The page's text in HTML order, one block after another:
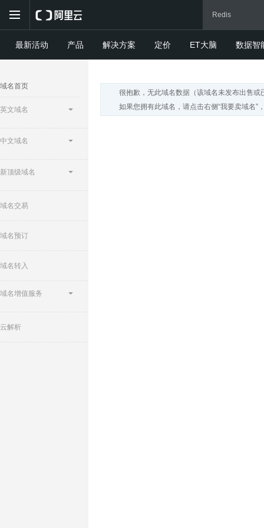
最新活动 产品 解决方案 定价 ET大脑 数据智
域名首页
英文域名
中文域名
新顶级域名
域名交易
域名预订
域名转入
域名增值服务
云解析
很抱歉，无此域名数据（该域名未发布出售或
如果您拥有此域名，请点击右侧“我要卖域名”